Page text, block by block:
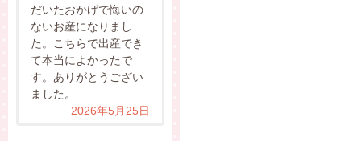
だいたおかげで悔いの
ないお産になりまし
た。こちらで出産でき
て本当によかったで
す。ありがとうござい
ました。
2026年5月25日